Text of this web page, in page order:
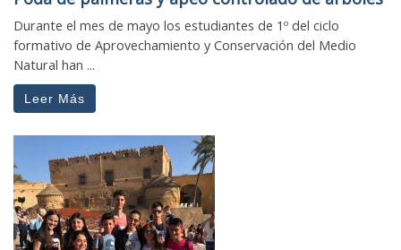
Durante el mes de mayo los estudiantes de 1º del ciclo
formativo de Aprovechamiento y Conservación del Medio
Natural han ...
Leer Más